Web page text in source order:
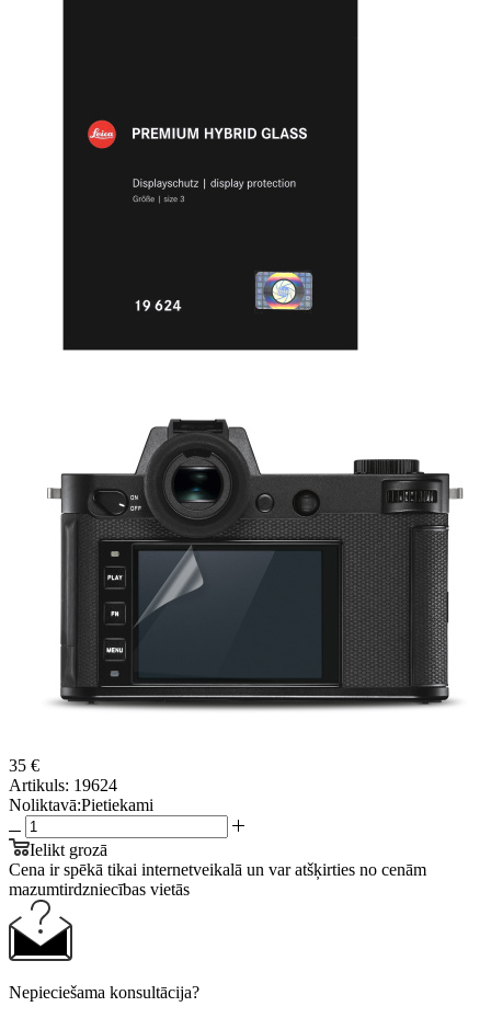
35 €
Artikuls: 19624
Noliktavā:Pietiekami
Ielikt grozā
Cena ir spēkā tikai internetveikalā un var atšķirties no cenām
mazumtirdzniecības vietās
Nepieciešama konsultācija?